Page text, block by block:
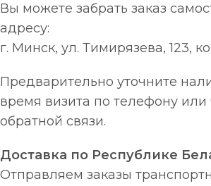
Вы можете забрать заказ
адресу:
г. Минск, ул. Тимирязева, 123,
Предварительно уточните
время визита по телефону
обратной связи.
Доставка по Республике
Отправляем заказы